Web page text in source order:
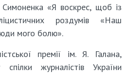
«Я воскрес, щоб із
роздумів «Наш
мого болю».
премії ім. Я. Галана,
журналістів України